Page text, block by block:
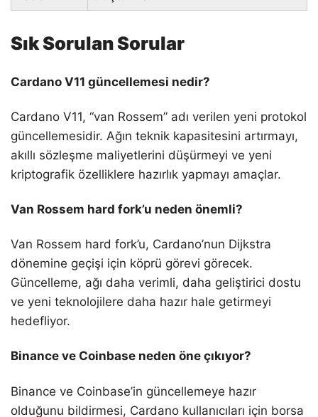
Sık Sorulan Sorular
Cardano V11 güncellemesi nedir?
Cardano V11, “van Rossem” adı verilen yeni protokol
güncellemesidir. Ağın teknik kapasitesini artırmayı,
akıllı sözleşme maliyetlerini düşürmeyi ve yeni
kriptografik özelliklere hazırlık yapmayı amaçlar.
Van Rossem hard fork’u neden önemli?
Van Rossem hard fork’u, Cardano’nun Dijkstra
dönemine geçişi için köprü görevi görecek.
Güncelleme, ağı daha verimli, daha geliştirici dostu
ve yeni teknolojilere daha hazır hale getirmeyi
hedefliyor.
Binance ve Coinbase neden öne çıkıyor?
Binance ve Coinbase’in güncellemeye hazır
olduğunu bildirmesi, Cardano kullanıcıları için borsa